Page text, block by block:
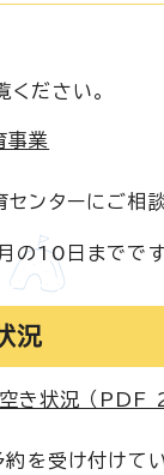
ださい。
事業
ンターにご相
の10日までです
況
き状況 （PDF
を受け付けてい